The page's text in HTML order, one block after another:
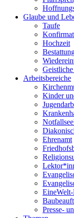
Glaube und
Taufe
Hochzeit
Arbeitsbereiche
Kinder
Ehrenamt
Presse-